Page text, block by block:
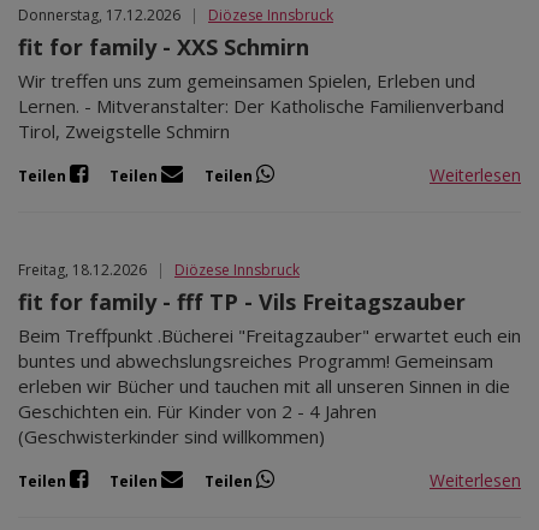
Donnerstag, 17.12.2026 | Diözese Innsbruck
fit for family - XXS Schmirn
Wir treffen uns zum gemeinsamen Spielen, Erleben und
Lernen. - Mitveranstalter: Der Katholische Familienverband
Tirol, Zweigstelle Schmirn
Teilen Teilen Teilen Weiterlesen
Freitag, 18.12.2026 | Diözese Innsbruck
fit for family - fff TP - Vils Freitagszauber
Beim Treffpunkt .Bücherei "Freitagzauber" erwartet euch ein
buntes und abwechslungsreiches Programm! Gemeinsam
erleben wir Bücher und tauchen mit all unseren Sinnen in die
Geschichten ein. Für Kinder von 2 - 4 Jahren
(Geschwisterkinder sind willkommen)
Teilen Teilen Teilen Weiterlesen